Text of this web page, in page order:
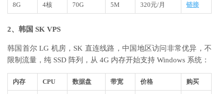
8G 4核 70G 5M 320元/月 链接
2、韩国 SK VPS
韩国首尔 LG 机房，SK 直连线路，中国地区访问非常优异，不
限制流量，纯 SSD 阵列，从 4G 内存开始支持 Windows 系统：
内存 CPU 数据盘 带宽 价格 购买